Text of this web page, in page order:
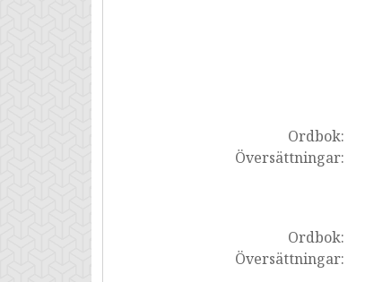
Ordbok:
Översättningar:
Ordbok:
Översättningar: